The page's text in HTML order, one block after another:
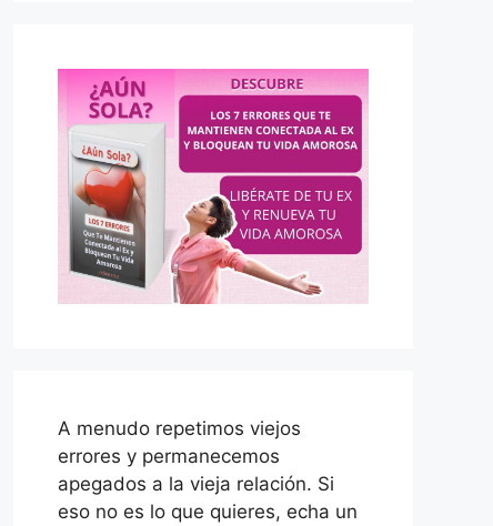
A menudo repetimos viejos
errores y permanecemos
apegados a la vieja relación. Si
eso no es lo que quieres, echa un